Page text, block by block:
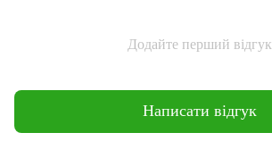
Додайте перший відгук
Написати відгук